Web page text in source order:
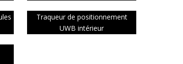
Traqueur de positionnement
UWB intérieur